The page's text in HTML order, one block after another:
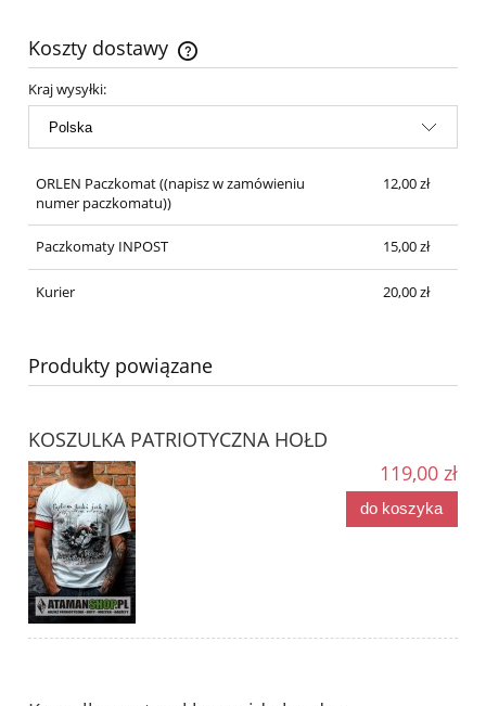
Koszty dostawy
Cena nie zawiera ewentualnych kosztów płatności
Kraj wysyłki:
ORLEN Paczkomat((napisz w zamówieniu
numer paczkomatu))
12,00 zł
Paczkomaty INPOST 15,00 zł
Kurier 20,00 zł
Produkty powiązane
KOSZULKA PATRIOTYCZNA HOŁD
119,00 zł
do koszyka